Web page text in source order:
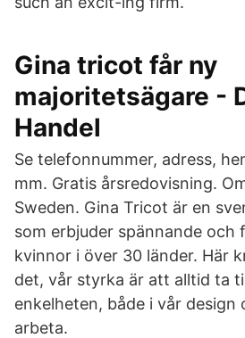
Gina tricot får ny
majoritetsägare -
Handel
Se telefonnummer, adress,
mm. Gratis årsredovisning.
Sweden. Gina Tricot är en
som erbjuder spännande och
kvinnor i över 30 länder. Här
det, vår styrka är att alltid ta
enkelheten, både i vår
arbeta.